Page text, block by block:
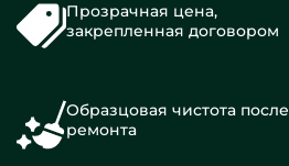
Прозрачная цена,
закрепленная договором
Образцовая чистота после
ремонта